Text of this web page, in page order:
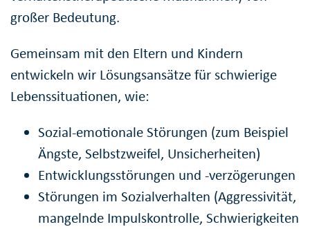
großer Bedeutung.
Gemeinsam mit den Eltern und Kindern
entwickeln wir Lösungsansätze für schwierige
Lebenssituationen, wie:
Sozial-emotionale Störungen (zum Beispiel
Ängste, Selbstzweifel, Unsicherheiten)
Entwicklungsstörungen und -verzögerungen
Störungen im Sozialverhalten (Aggressivität,
mangelnde Impulskontrolle, Schwierigkeiten